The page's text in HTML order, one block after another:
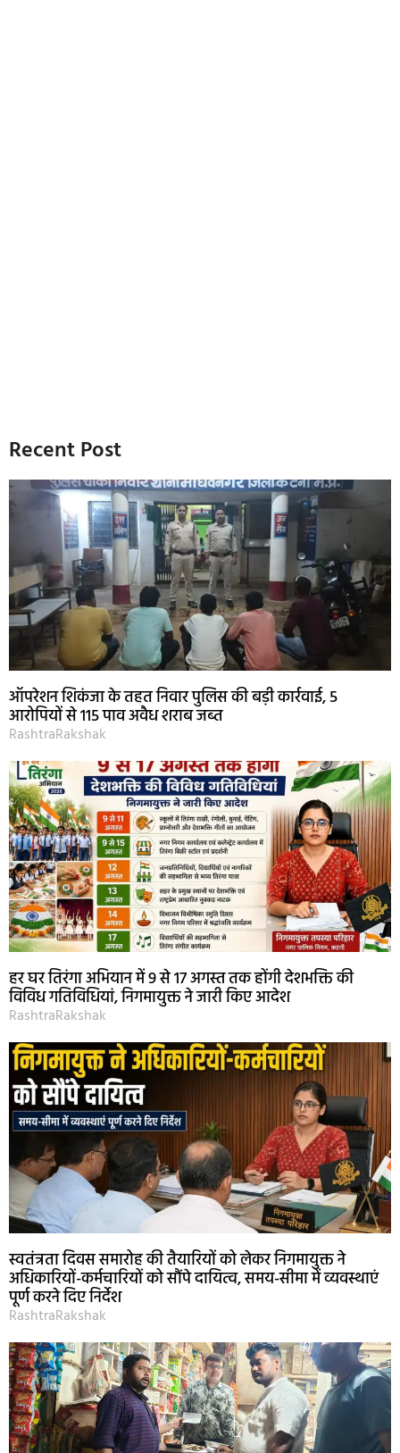
Recent Post
ऑपरेशन शिकंजा के तहत निवार पुलिस की बड़ी कार्रवाई, 5
आरोपियों से 115 पाव अवैध शराब जब्त
RashtraRakshak
हर घर तिरंगा अभियान में 9 से 17 अगस्त तक होंगी देशभक्ति की
विविध गतिविधियां, निगमायुक्त ने जारी किए आदेश
RashtraRakshak
स्वतंत्रता दिवस समारोह की तैयारियों को लेकर निगमायुक्त ने
अधिकारियों-कर्मचारियों को सौंपे दायित्व, समय-सीमा में व्यवस्थाएं
पूर्ण करने दिए निर्देश
RashtraRakshak